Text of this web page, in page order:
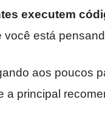
executem
você está
aos poucos
a principal